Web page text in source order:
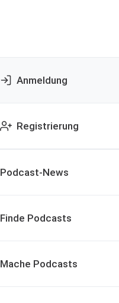
Anmeldung
Registrierung
Podcast-News
Finde Podcasts
Mache Podcasts